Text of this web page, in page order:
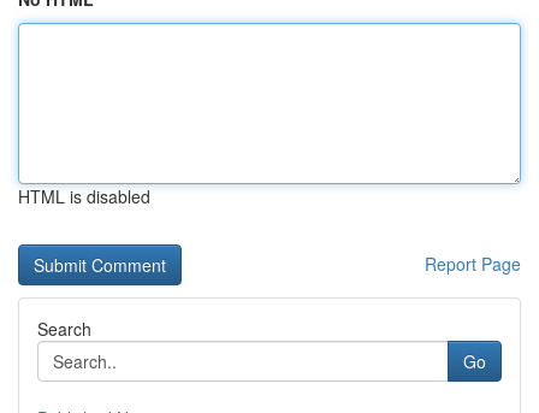
HTML is disabled
Report Page
Search
Go